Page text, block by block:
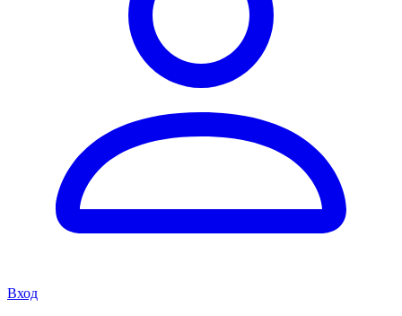
Вход